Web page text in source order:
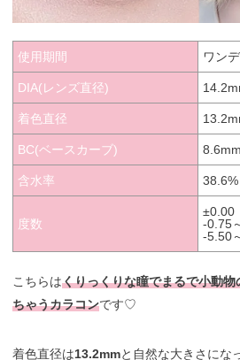
使用期間 ワン
DIA(レンズ直径)
着色直径
BC(ベースカーブ) 8.6mm
含水率 38.6%
度数
±0.00
-0.75
-5.50
こちらはくりっくりな瞳でまるで小動
ちゃうカラコンです♡
着色直径は13.2mmと自然な大きさにな